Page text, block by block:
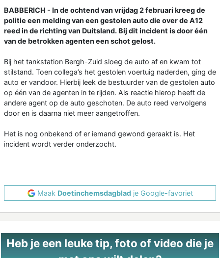
BABBERICH - In de ochtend van vrijdag 2 februari kreeg de
politie een melding van een gestolen auto die over de A12
reed in de richting van Duitsland. Bij dit incident is door één
van de betrokken agenten een schot gelost.
Bij het tankstation Bergh-Zuid sloeg de auto af en kwam tot
stilstand. Toen collega’s het gestolen voertuig naderden, ging de
auto er vandoor. Hierbij leek de bestuurder van de gestolen auto
op één van de agenten in te rijden. Als reactie hierop heeft de
andere agent op de auto geschoten. De auto reed vervolgens
door en is daarna niet meer aangetroffen.
Het is nog onbekend of er iemand gewond geraakt is. Het
incident wordt verder onderzocht.
Maak Doetinchemsdagbladje Google-favoriet
Heb je een leuke tip, foto of video die je